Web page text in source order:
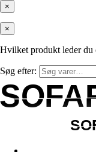
×
×
Hvilket produkt leder du
Søg efter: